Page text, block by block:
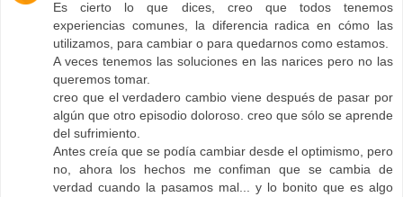
Es cierto lo que dices, creo que todos tenemos
experiencias comunes, la diferencia radica en cómo las
utilizamos, para cambiar o para quedarnos como estamos.
A veces tenemos las soluciones en las narices pero no las
queremos tomar.
creo que el verdadero cambio viene después de pasar por
algún que otro episodio doloroso. creo que sólo se aprende
del sufrimiento.
Antes creía que se podía cambiar desde el optimismo, pero
no, ahora los hechos me confiman que se cambia de
verdad cuando la pasamos mal... y lo bonito que es algo